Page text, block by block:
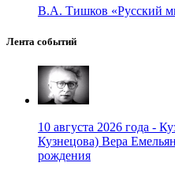
В.А. Тишков «Русский
Лента событий
10 августа 2026 года -
Кузнецова) Вера
рождения